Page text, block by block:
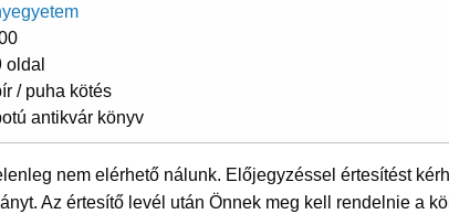
oldal
/ puha kötés
antikvár könyv
nem elérhető nálunk. Előjegyzéssel értesítést
Az értesítő levél után Önnek meg kell rendelnie a